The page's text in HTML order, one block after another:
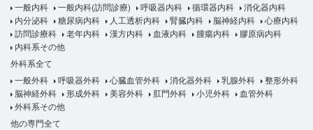
一般内科
一般内科(訪問診療) 呼吸器内科 循環器内科
消化器内科
内分泌科
糖尿病内科 人工透析内科 腎臓内科 脳神経内科
心療内科
訪問診療科
老年内科 漢方内科 血液内科 腫瘍内科
膠原病内科
内科系その他
外科系全て
一般外科
呼吸器外科 心臓血管外科 消化器外科 乳腺外科
整形外科
脳神経外科
形成外科 美容外科 肛門外科 小児外科
血管外科
外科系その他
他の専門全て